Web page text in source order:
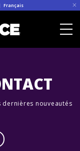
Français
dernières nouveautés